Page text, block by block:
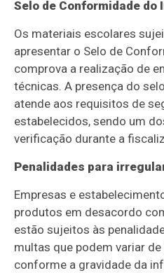
Selo de Conformidade do
Os materiais escolares
apresentar o Selo de
comprova a realização de
técnicas. A presença do
atende aos requisitos de
estabelecidos, sendo um
verificação durante a
Penalidades para
Empresas e
produtos em desacordo
estão sujeitos às
multas que podem variar
conforme a gravidade da